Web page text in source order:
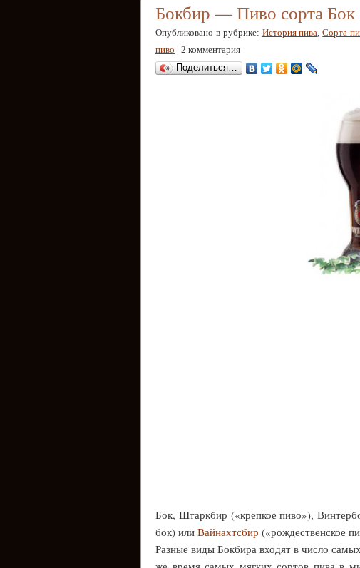
Бокбир — Пиво сорта Бок
Опубликовано в рубрике: История пива,Сорта
пиво | 2 комментария
Поделиться…
Бок, Штаркбир («крепкое пиво»),
бок) или Вайнахтсбир («рождественское
Разные виды Бокбира входят в число